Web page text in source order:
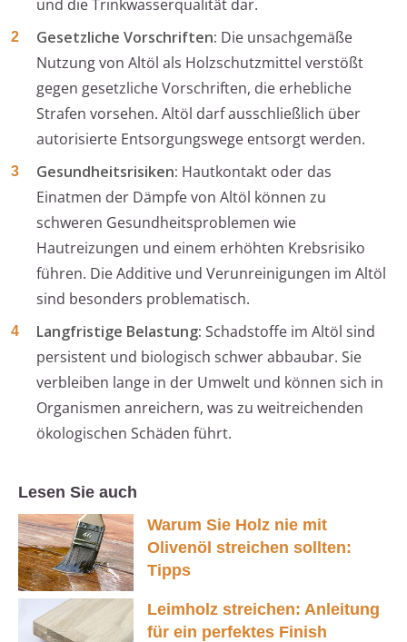
und die Trinkwasserqualität dar.
Gesetzliche Vorschriften: Die unsachgemäße
Nutzung von Altöl als Holzschutzmittel verstößt
gegen gesetzliche Vorschriften, die erhebliche
Strafen vorsehen. Altöl darf ausschließlich über
autorisierte Entsorgungswege entsorgt werden.
Gesundheitsrisiken: Hautkontakt oder das
Einatmen der Dämpfe von Altöl können zu
schweren Gesundheitsproblemen wie
Hautreizungen und einem erhöhten Krebsrisiko
führen. Die Additive und Verunreinigungen im Altöl
sind besonders problematisch.
Langfristige Belastung: Schadstoffe im Altöl sind
persistent und biologisch schwer abbaubar. Sie
verbleiben lange in der Umwelt und können sich in
Organismen anreichern, was zu weitreichenden
ökologischen Schäden führt.
Lesen Sie auch
Warum Sie Holz nie mit
Olivenöl streichen sollten:
Tipps
Leimholz streichen: Anleitung
für ein perfektes Finish